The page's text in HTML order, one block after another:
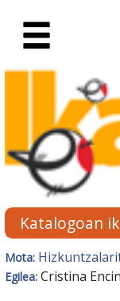
Eskuratu
Katalogoan
Mota:
Egilea: Cristina